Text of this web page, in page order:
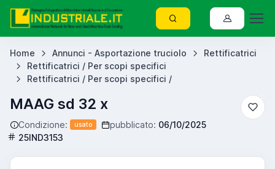
Home Annunci - Asportazione truciolo
Rettificatrici
Rettificatrici / Per scopi specifici
Rettificatrici / Per scopi specifici /
MAAG sd 32 x
Condizione: usato pubblicato: 06/10/2025
25IND3153